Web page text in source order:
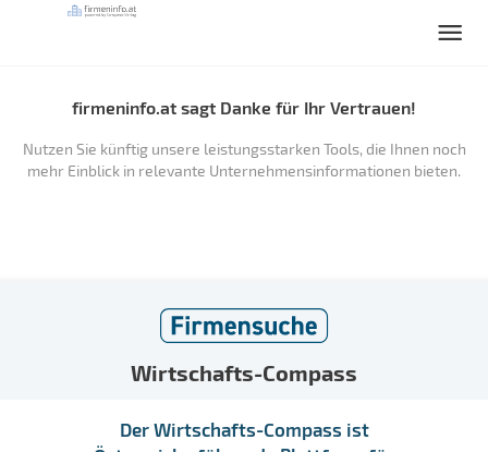
firmeninfo.at sagt Danke für Ihr Vertrauen!
Nutzen Sie künftig unsere leistungsstarken Tools, die Ihnen noch
mehr Einblick in relevante Unternehmensinformationen bieten.
Wirtschafts-Compass
Der Wirtschafts-Compass ist